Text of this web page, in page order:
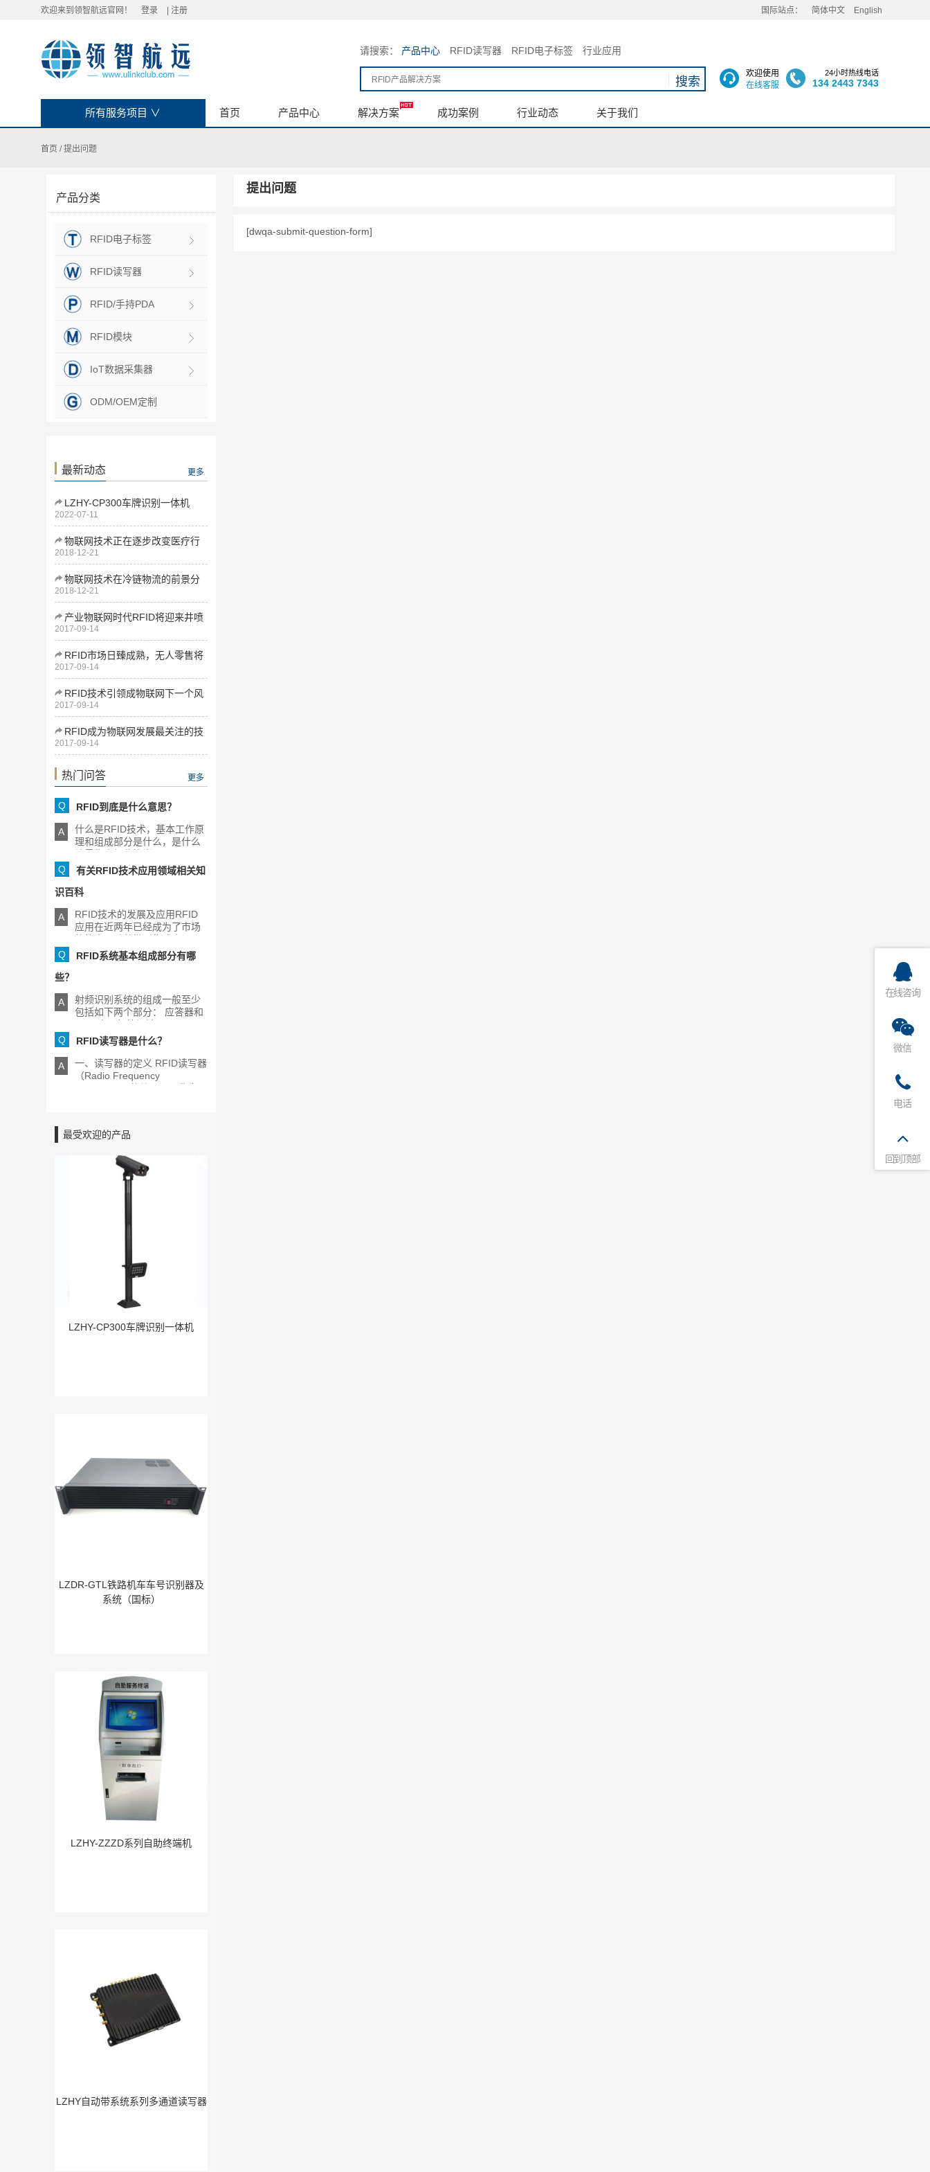
欢迎来到领智航远官网！ 登录 注册 国际站点： 简体中文 English
欢迎使用
在线客服
24小时热线电话
134 2443 7343
请搜索： 产品中心 RFID读写器 RFID电子标签 行业应用
所有服务项目 ∨ 首页 产品中心 解决方案 成功案例 行业动态 关于我们
首页 /提出问题
产品分类
RFID电子标签
RFID读写器
RFID/手持PDA
RFID模块
IoT数据采集器
ODM/OEM定制
最新动态 更多
LZHY-CP300车牌识别一体机
2022-07-11
物联网技术正在逐步改变医疗行
业
2018-12-21
物联网技术在冷链物流的前景分
析
2018-12-21
产业物联网时代RFID将迎来井喷
式发展
2017-09-14
RFID市场日臻成熟，无人零售将
为下一增长点
2017-09-14
RFID技术引领成物联网下一个风
口
2017-09-14
RFID成为物联网发展最关注的技
术
2017-09-14
热门问答 更多
Q RFID到底是什么意思？
A
什么是RFID技术，基本工作原
理和组成部分是什么，是什么
Q
有关RFID技术应用领域相关知
识百科
A
RFID技术的发展及应用RFID
应用在近两年已经成为了市场
Q
RFID系统基本组成部分有哪
些？
A
射频识别系统的组成一般至少
包括如下两个部分： 应答器和
Q
RFID读写器是什么？
A
一、读写器的定义 RFID读写器
（Radio Frequency
最受欢迎的产品
LZHY-CP300车牌识别一体机
LZDR-GTL铁路机车车号识别器及
系统（国标）
LZHY-ZZZD系列自助终端机
LZHY自动带系统系列多通道读写器
提出问题
[dwqa-submit-question-form]
在线咨询
微信
电话
回到顶部